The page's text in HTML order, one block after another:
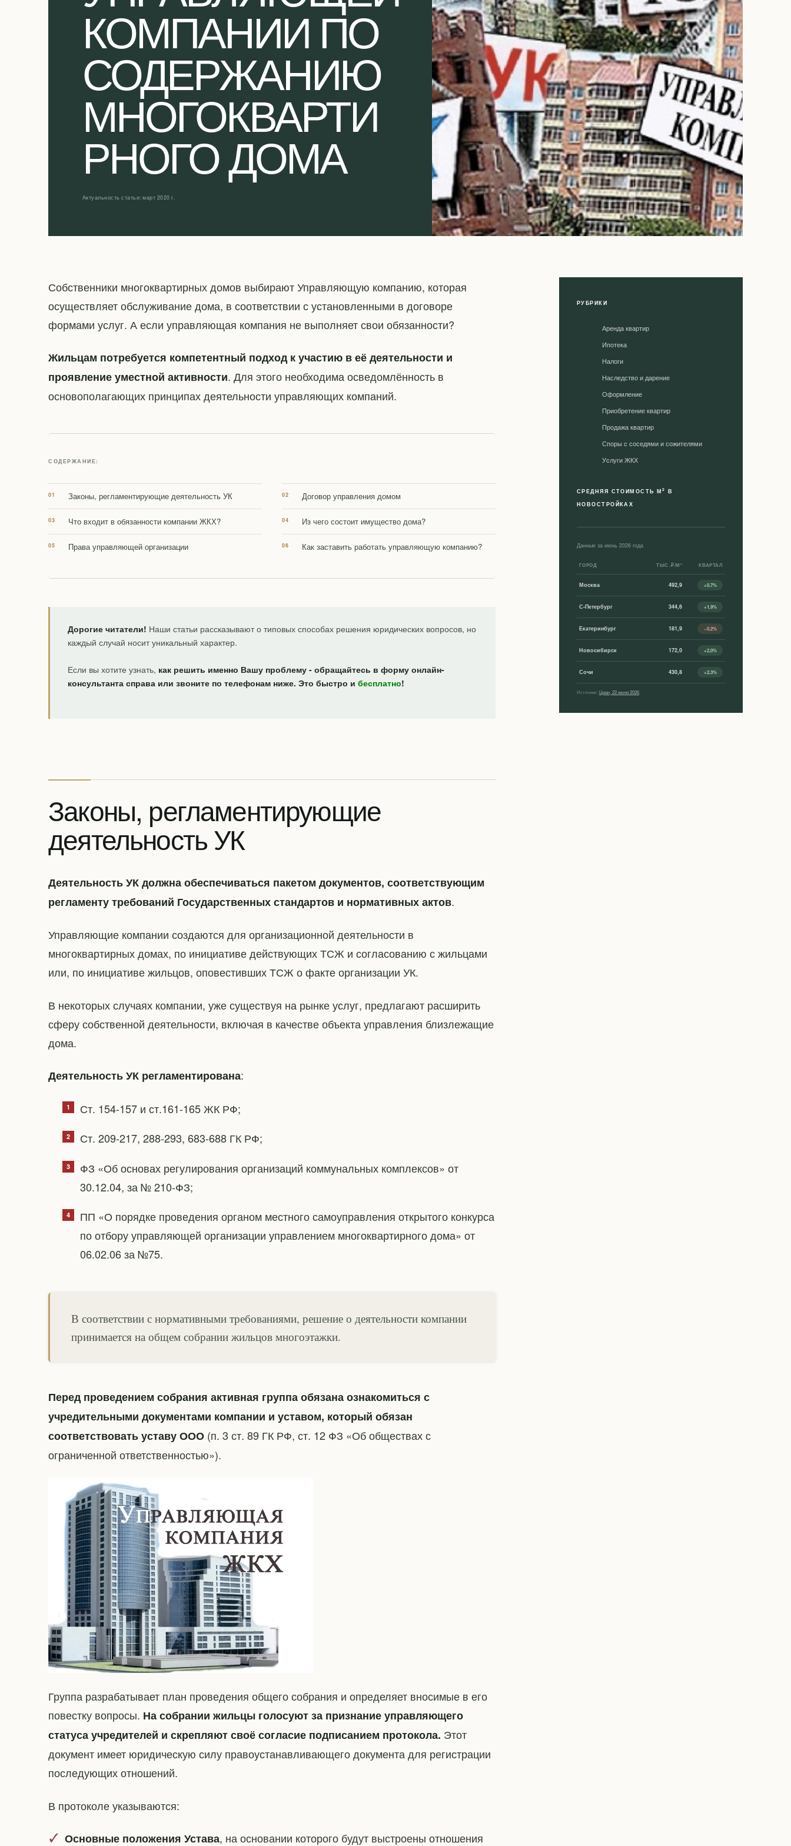
КОМПАНИИ ПО
СОДЕРЖАНИЮ
МНОГОКВАРТИ
РНОГО ДОМА
Актуальность статьи: март 2020 г.
Собственники многоквартирных домов выбирают Управляющую компанию, которая
осуществляет обслуживание дома, в соответствии с установленными в договоре
формами услуг. А если управляющая компания не выполняет свои обязанности?
Жильцам потребуется компетентный подход к участию в её деятельности и
проявление уместной активности. Для этого необходима осведомлённость в
основополагающих принципах деятельности управляющих компаний.
СОДЕРЖАНИЕ:
Законы, регламентирующие деятельность УК Договор управления домом
Что входит в обязанности компании ЖКХ? Из чего состоит имущество дома?
Права управляющей организации Как заставить работать управляющую компанию?
Дорогие читатели! Наши статьи рассказывают о типовых способах решения юридических вопросов, но
каждый случай носит уникальный характер.
Если вы хотите узнать, как решить именно Вашу проблему - обращайтесь в форму онлайн-
консультанта справа или звоните по телефонам ниже. Это быстро и бесплатно!
Законы, регламентирующие
деятельность УК
Деятельность УК должна обеспечиваться пакетом документов, соответствующим
регламенту требований Государственных стандартов и нормативных актов.
Управляющие компании создаются для организационной деятельности в
многоквартирных домах, по инициативе действующих ТСЖ и согласованию с жильцами
или, по инициативе жильцов, оповестивших ТСЖ о факте организации УК.
В некоторых случаях компании, уже существуя на рынке услуг, предлагают расширить
сферу собственной деятельности, включая в качестве объекта управления близлежащие
дома.
Деятельность УК регламентирована:
Ст. 154-157 и ст.161-165 ЖК РФ;
Ст. 209-217, 288-293, 683-688 ГК РФ;
ФЗ «Об основах регулирования организаций коммунальных комплексов» от
30.12.04, за № 210-ФЗ;
ПП «О порядке проведения органом местного самоуправления открытого конкурса
по отбору управляющей организации управлением многоквартирного дома» от
06.02.06 за №75.
В соответствии с нормативными требованиями, решение о деятельности компании
принимается на общем собрании жильцов многоэтажки.
Перед проведением собрания активная группа обязана ознакомиться с
учредительными документами компании и уставом, который обязан
соответствовать уставу ООО (п. 3 ст. 89 ГК РФ, ст. 12 ФЗ «Об обществах с
ограниченной ответственностью»).
Группа разрабатывает план проведения общего собрания и определяет вносимые в его
повестку вопросы. На собрании жильцы голосуют за признание управляющего
статуса учредителей и скрепляют своё согласие подписанием протокола. Этот
документ имеет юридическую силу правоустанавливающего документа для регистрации
последующих отношений.
В протоколе указываются:
Основные положения Устава, на основании которого будут выстроены отношения
РУБРИКИ
Аренда квартир
Ипотека
Налоги
Наследство и дарение
Оформление
Приобретение квартир
Продажа квартир
Споры с соседями и сожителями
Уcлуги ЖКХ
СРЕДНЯЯ СТОИМОСТЬ М2 В
НОВОСТРОЙКАХ
Данные за июнь 2026 года
ГОРОД ТЫС. ₽/М² КВАРТАЛ
Москва 492,9 +0,7%
С-Петербург 344,6 +1,9%
Екатеринбург 181,9 −0,2%
Новосибирск 172,0 +2,0%
Сочи 430,8 +2,3%
Источник:Циан, 22 июня 2026